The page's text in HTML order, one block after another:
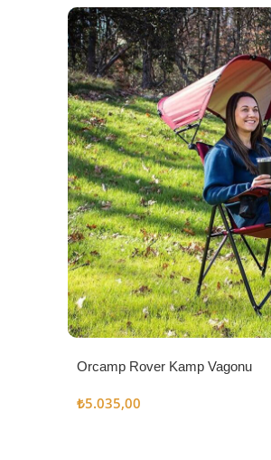
Orcamp Rover Kamp Vagonu
₺5.035,00